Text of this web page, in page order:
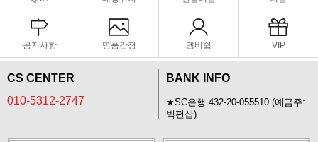
공지사항 명품감정 멤버쉽 VIP
CS CENTER
010-5312-2747
BANK INFO
★SC은행 432-20-055510 (예금주:
빅펀샵)